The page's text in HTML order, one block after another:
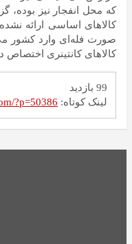
که محل انفجار نیز بوده،
کالا‌های اساسی ارائه
صورت فله‌ای وارد کشور
کالا‌های کانتینری
99 بازدید
لینک کوتاه: ?p=50386